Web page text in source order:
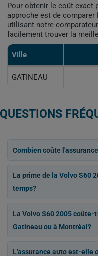
Pour obtenir le coût exact
approche est de
utilisant notre comparateur
facilement trouver la
Ville
GATINEAU
QUESTIONS
Combien coûte
La prime de la Volvo S60
temps?
La Volvo S60 2005 coûte-
Gatineau ou à Montréal?
L'assurance auto est-elle